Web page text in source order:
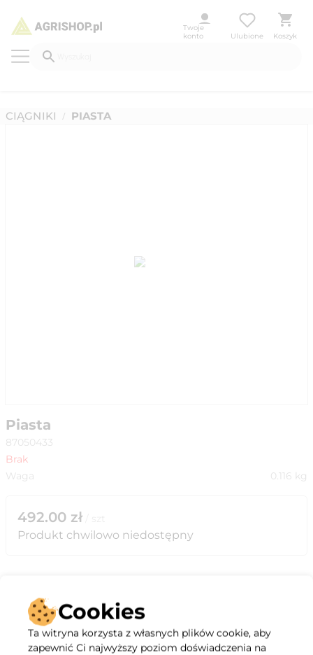
Twoje
konto
Ulubione Koszyk
CIĄGNIKI / PIASTA
Piasta
87050433
Brak
Waga
0.116 kg
492.00 zł
Produkt chwilowo niedostępny
Opis Cookies
Ta witryna korzysta z własnych plików cookie, aby
zapewnić Ci najwyższy poziom doświadczenia na